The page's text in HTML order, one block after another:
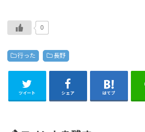
0
行った 長野
ツイート シェア はてブ